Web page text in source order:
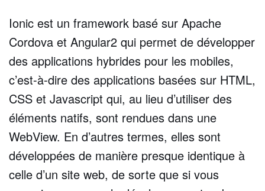
Ionic est un framework basé sur Apache
Cordova et Angular2 qui permet de développer
des applications hybrides pour les mobiles,
c’est-à-dire des applications basées sur HTML,
CSS et Javascript qui, au lieu d’utiliser des
éléments natifs, sont rendues dans une
WebView. En d’autres termes, elles sont
développées de manière presque identique à
celle d’un site web, de sorte que si vous